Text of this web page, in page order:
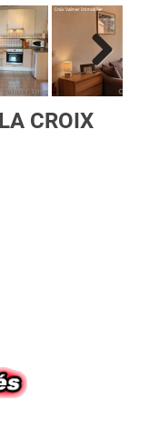
Next
CROIX